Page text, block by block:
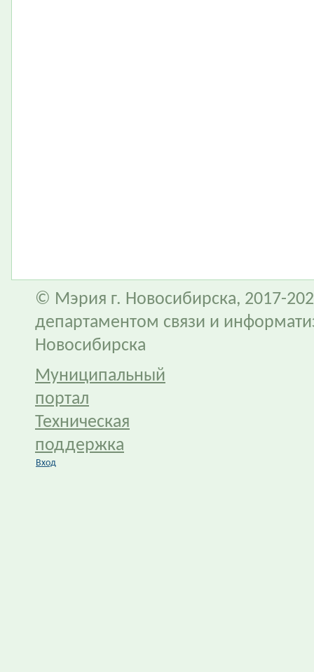
© Мэрия г. Новосибирска, 2017-
департаментом связи и
Новосибирска
Муниципальный
портал
Техническая
поддержка
Вход